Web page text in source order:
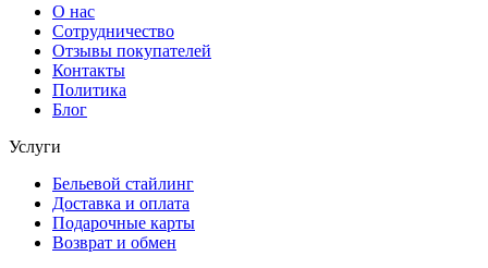
О нас
Сотрудничество
Отзывы покупателей
Контакты
Политика
Блог
Услуги
Бельевой стайлинг
Доставка и оплата
Подарочные карты
Возврат и обмен